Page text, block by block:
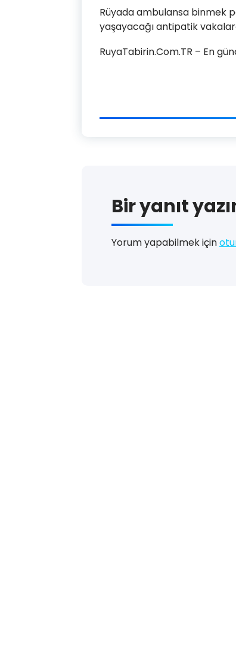
Rüyada ambulansa binmek
yaşayacağı antipatik
RuyaTabirin.Com.TR – En
Bir yanıt
Yorum yapabilmek için